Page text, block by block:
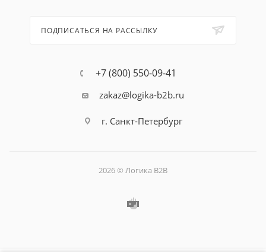
ПОДПИСАТЬСЯ НА РАССЫЛКУ
+7 (800) 550-09-41
zakaz@logika-b2b.ru
г. Санкт-Петербург
2026 © Логика B2B